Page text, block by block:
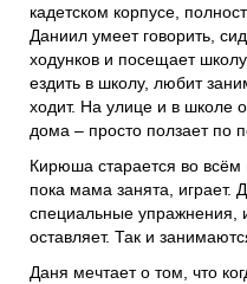
кадетском корпусе,
Даниил умеет говорить,
ходунков и посещает
ездить в школу, любит
ходит. На улице и в школе
дома – просто ползает по
Кирюша старается во всём
пока мама занята, играет.
специальные упражнения,
оставляет. Так и
Даня мечтает о том, что